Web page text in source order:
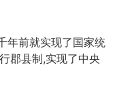
年前就实现了国家统
郡县制,实现了中央